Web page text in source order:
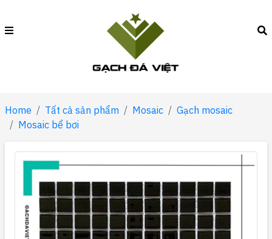
Home Tất cả sản phẩm Mosaic
Gạch mosaic
Mosaic bể bơi